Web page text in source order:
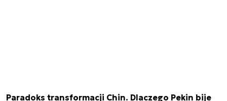
Paradoks transformacji Chin. Dlaczego Pekin bije